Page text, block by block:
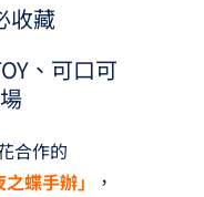
收藏
、可口可
合作的
蝶手辦」
，